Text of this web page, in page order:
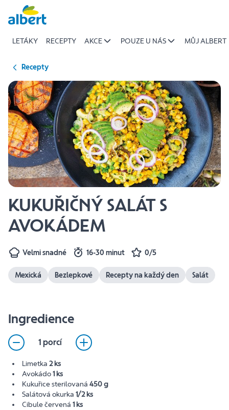
Přeskočit
LETÁKY RECEPTY AKCE POUZE U NÁS MŮJ ALBERT
Recepty
KUKUŘIČNÝ SALÁT S
AVOKÁDEM
Velmi snadné 16-30 minut 0/5
Mexická Bezlepkové Recepty na každý den Salát
Ingredience
1 porcí
Limetka 2 ks
Avokádo1 ks
Kukuřice sterilovaná 450 g
Salátová okurka 1/2 ks
Cibule červená 1 ks